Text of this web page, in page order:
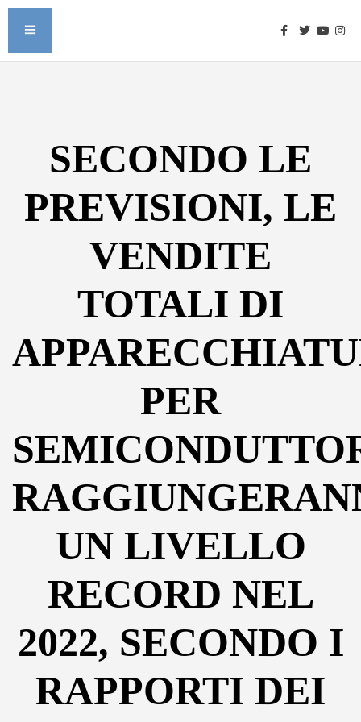
SECONDO LE
PREVISIONI, LE
VENDITE
TOTALI DI
PER
UN LIVELLO
RECORD NEL
2022, SECONDO I
RAPPORTI DEI